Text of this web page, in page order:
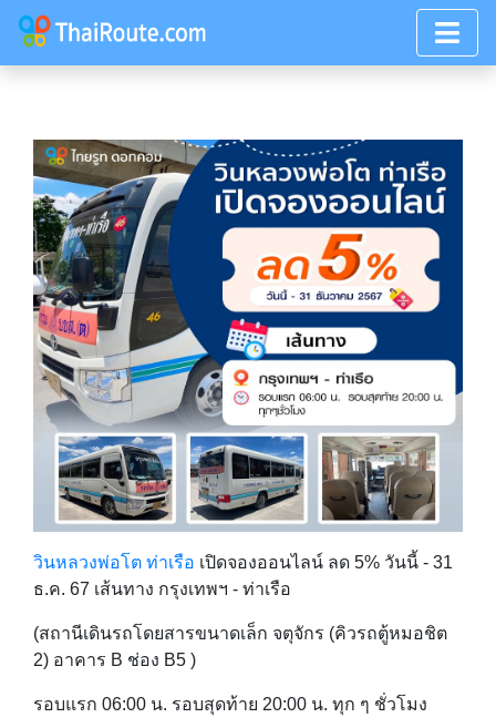
วินหลวงพ่อโต ท่าเรือ เปิดจองออนไลน์ ลด 5% วันนี้ - 31
ธ.ค. 67 เส้นทาง กรุงเทพฯ - ท่าเรือ
(สถานีเดินรถโดยสารขนาดเล็ก จตุจักร (คิวรถตู้หมอชิต
2) อาคาร B ช่อง B5 )
รอบแรก 06:00 น. รอบสุดท้าย 20:00 น. ทุก ๆ ชั่วโมง